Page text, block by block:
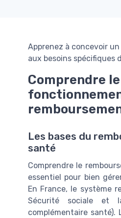
Apprenez à concevoir
aux besoins spécifiques
Comprendre le
Les bases du
santé
Comprendre le
essentiel pour bien
En France, le système
Sécurité sociale et
complémentaire santé).